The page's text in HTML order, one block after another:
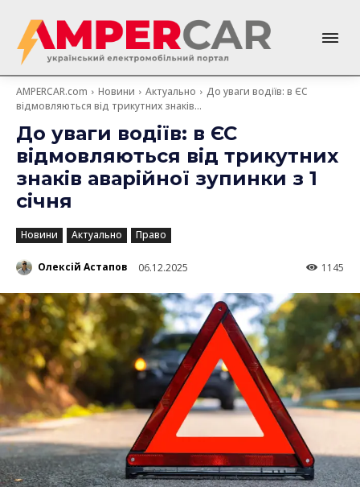
AMPERCAR.com Новини Актуально
До уваги водіїв: в ЄС
відмовляються від трикутних знаків...
До уваги водіїв: в ЄС
відмовляються від трикутних
знаків аварійної зупинки з 1
січня
Новини Актуально Право
Олексій Астапов 06.12.2025 1145